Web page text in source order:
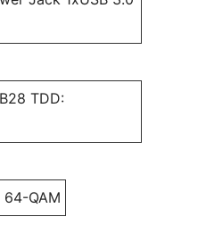
TDD:
64-QAM